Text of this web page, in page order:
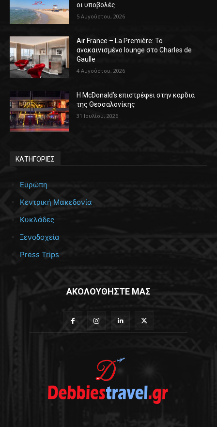
οι υποβολές
5 Αυγούστου, 2026
Air France – La Première: Το
ανακαινισμένο lounge στο Charles de
Gaulle
4 Αυγούστου, 2026
Η McDonald’s επιστρέφει στην καρδιά
της Θεσσαλονίκης
31 Ιουλίου, 2026
ΚΑΤΗΓΟΡΙΕΣ
Ευρώπη
Κεντρική Μακεδονία
Κυκλάδες
Ξενοδοχεία
Press Trips
ΑΚΟΛΟΥΘΗΣΤΕ ΜΑΣ